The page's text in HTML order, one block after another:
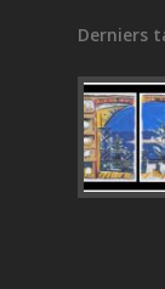
Derniers